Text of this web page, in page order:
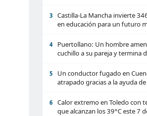
3
Castilla-La Mancha invierte
en educación para un futuro
4
Puertollano: Un hombre
cuchillo a su pareja y termina
5
Un conductor fugado en
atrapado gracias a la ayuda
6
Calor extremo en Toledo con
que alcanzan los 39°C este 7